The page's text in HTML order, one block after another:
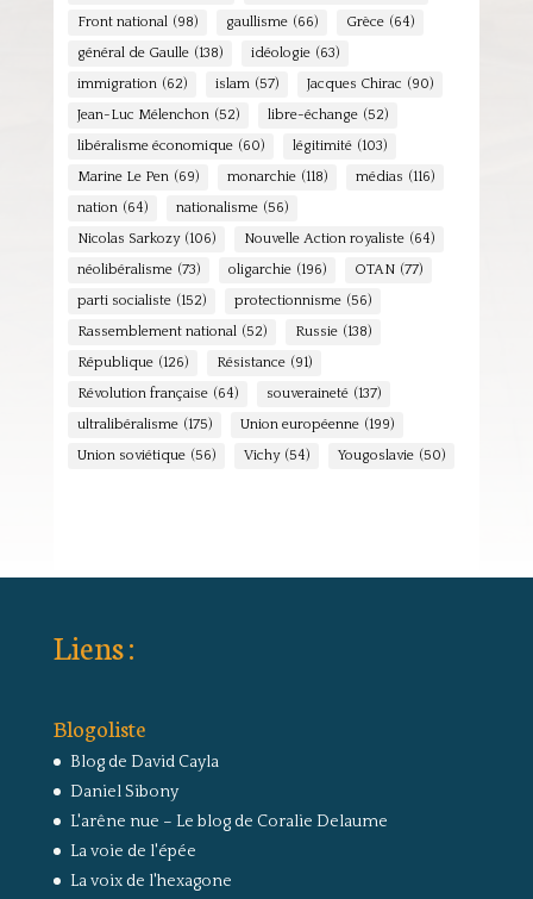
Front national (98) gaullisme (66) Grèce (64)
général de Gaulle (138) idéologie (63)
immigration (62) islam (57) Jacques Chirac (90)
Jean-Luc Mélenchon (52) libre-échange (52)
libéralisme économique (60) légitimité (103)
Marine Le Pen (69) monarchie (118) médias (116)
nation (64) nationalisme (56)
Nicolas Sarkozy (106) Nouvelle Action royaliste (64)
néolibéralisme (73) oligarchie (196) OTAN (77)
parti socialiste (152) protectionnisme (56)
Rassemblement national (52) Russie (138)
République (126) Résistance (91)
Révolution française (64) souveraineté (137)
ultralibéralisme (175) Union européenne (199)
Union soviétique (56) Vichy (54) Yougoslavie (50)
Liens :
Blogoliste
Blog de David Cayla
Daniel Sibony
L'arêne nue – Le blog de Coralie Delaume
La voie de l'épée
La voix de l'hexagone